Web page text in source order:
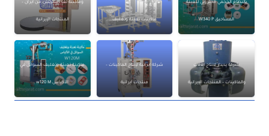
بالنظام الحجمي الحلزوني لتعبئة
المساحيق W340 P ماكينات تعبئة وتغليف
وماكينة لف استرتش من ايران –
المنتجات الإيرانية
شركة پديدار لانتاج الآلات
والماكينات – المنتجات الإيرانية
شركة ايرانية لإنتاج الماكينات –
منتجات ايرانية
ماكينة تعبئة وتغليف السوائل في
الأكياس w120 M